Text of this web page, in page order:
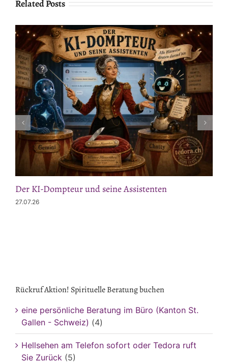
Related Posts
Der KI-Dompteur und seine Assistenten
27.07.26
Rückruf Aktion! Spirituelle Beratung buchen
eine persönliche Beratung im Büro (Kanton St.
Gallen - Schweiz) (4)
Hellsehen am Telefon sofort oder Tedora ruft
Sie Zurück (5)